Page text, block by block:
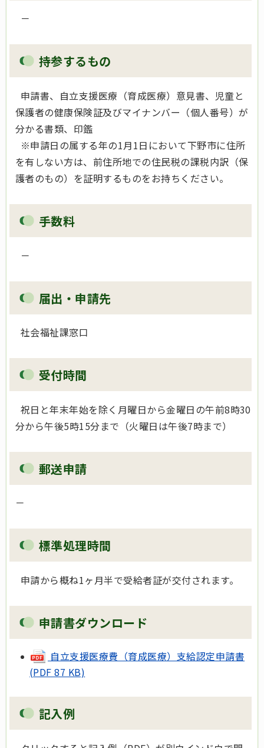
－
持参するもの
申請書、自立支援医療（育成医療）意見書、児童と
保護者の健康保険証及びマイナンバー（個人番号）が
分かる書類、印鑑
※申請日の属する年の1月1日において下野市に住所
を有しない方は、前住所地での住民税の課税内訳（保
護者のもの）を証明するものをお持ちください。
手数料
－
届出・申請先
社会福祉課窓口
受付時間
祝日と年末年始を除く月曜日から金曜日の午前8時30
分から午後5時15分まで（火曜日は午後7時まで）
郵送申請
－
標準処理時間
申請から概ね1ヶ月半で受給者証が交付されます。
申請書ダウンロード
自立支援医療費（育成医療）支給認定申請書
(PDF 87 KB)
記入例